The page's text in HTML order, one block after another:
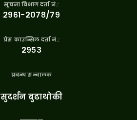
सूचना विभाग दर्ता नं.:
२९६१-२०७८/७९
प्रेस काउन्सिल दर्ता नं.:
२९५३
प्रबन्ध सन्चालक
सुदर्शन बुढाथोकी